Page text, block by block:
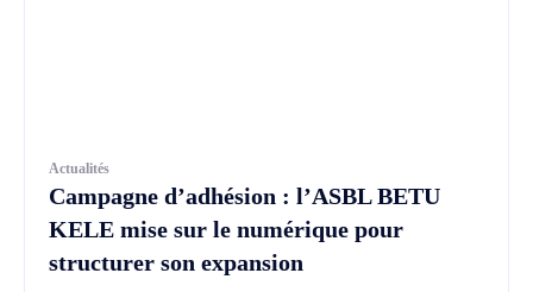
Actualités
Campagne d’adhésion : l’ASBL BETU
KELE mise sur le numérique pour
structurer son expansion